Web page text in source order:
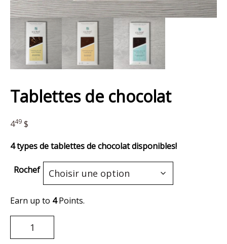
Tablettes de chocolat
449 $
4 types de tablettes de chocolat disponibles!
Rochef
Earn up to 4Points.
quantité
de